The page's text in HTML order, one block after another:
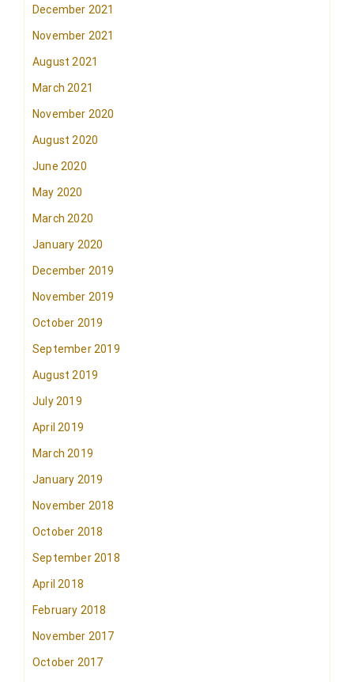
December 2021
November 2021
August 2021
March 2021
November 2020
August 2020
June 2020
May 2020
March 2020
January 2020
December 2019
November 2019
October 2019
September 2019
August 2019
July 2019
April 2019
March 2019
January 2019
November 2018
October 2018
September 2018
April 2018
February 2018
November 2017
October 2017